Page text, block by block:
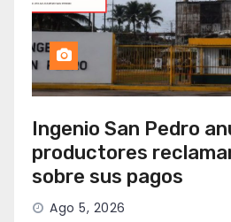
Ingenio San Pedro
productores
sobre sus pagos
Ago 5, 2026